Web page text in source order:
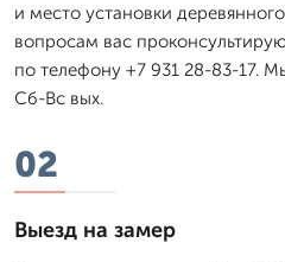
и место установки
вопросам вас
по телефону +7 931 28-83-17.
Сб-Вс вых.
02
Выезд на замер